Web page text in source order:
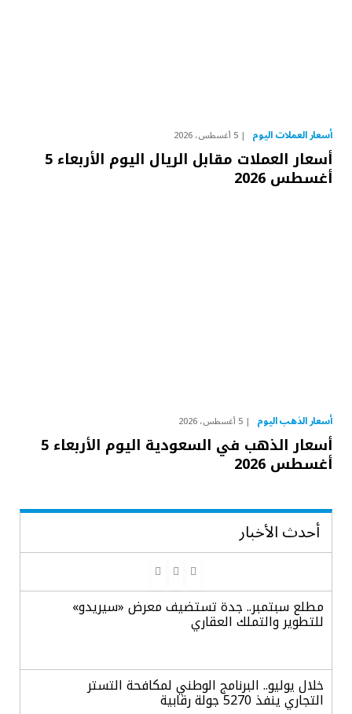
أسعار العملات اليوم 5 أغسطس، 2026
أسعار العملات مقابل الريال اليوم الأربعاء 5
أغسطس 2026
أسعار الذهب اليوم 5 أغسطس، 2026
أسعار الذهب في السعودية اليوم الأربعاء 5
أغسطس 2026
أحدث الأخبار
مطلع سبتمبر.. جدة تستضيف معرض «سيريدو»
للتطوير والتملك العقاري
خلال يوليو.. البرنامج الوطني لمكافحة التستر
التجاري ينفذ 5270 جولة رقابية